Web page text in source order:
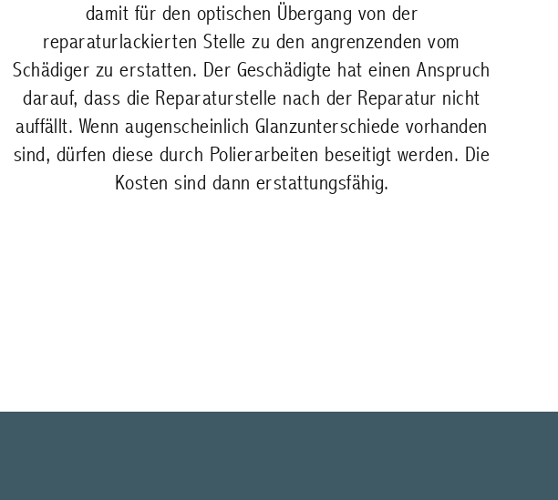
damit für den optischen Übergang von der
reparaturlackierten Stelle zu den angrenzenden vom
Schädiger zu erstatten. Der Geschädigte hat einen Anspruch
darauf, dass die Reparaturstelle nach der Reparatur nicht
auffällt. Wenn augenscheinlich Glanzunterschiede vorhanden
sind, dürfen diese durch Polierarbeiten beseitigt werden. Die
Kosten sind dann erstattungsfähig.